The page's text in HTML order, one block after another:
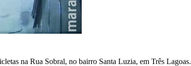
na Rua Sobral, no bairro Santa Luzia, em Três Lagoas.